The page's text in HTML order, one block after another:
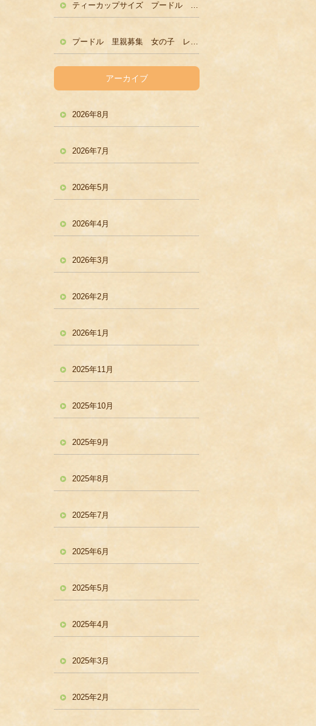
ティーカップサイズ プードル レッド男の子 ２歳
プードル 里親募集 女の子 レッド
アーカイブ
2026年8月
2026年7月
2026年5月
2026年4月
2026年3月
2026年2月
2026年1月
2025年11月
2025年10月
2025年9月
2025年8月
2025年7月
2025年6月
2025年5月
2025年4月
2025年3月
2025年2月